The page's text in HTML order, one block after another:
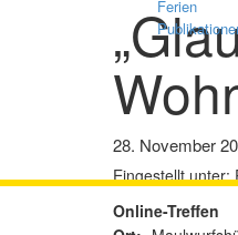
Ferien
28. November
Eingestellt unter:
Online-Treffen